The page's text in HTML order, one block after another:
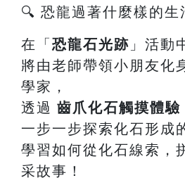
🔍 恐龍過著什麼樣的生
在「 恐龍石光跡 」活動
將由老師帶領小朋友化
學家，
透過 齒爪化石觸摸體驗
一步一步探索化石形成
學習如何從化石線索，
采故事！